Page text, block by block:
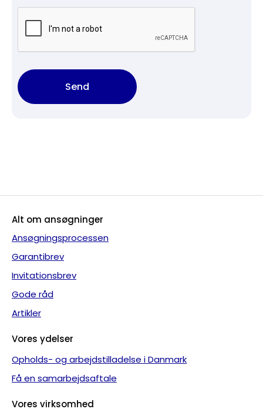
Send
Alt om ansøgninger
Ansøgningsprocessen
Garantibrev
Invitationsbrev
Gode råd
Artikler
Vores ydelser
Opholds- og arbejdstilladelse i Danmark
Få en samarbejdsaftale
Vores virksomhed